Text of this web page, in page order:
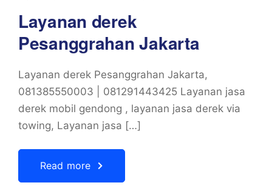
Layanan derek
Pesanggrahan Jakarta
Layanan derek Pesanggrahan Jakarta,
081385550003 | 081291443425 Layanan jasa
derek mobil gendong , layanan jasa derek via
towing, Layanan jasa […]
Read more